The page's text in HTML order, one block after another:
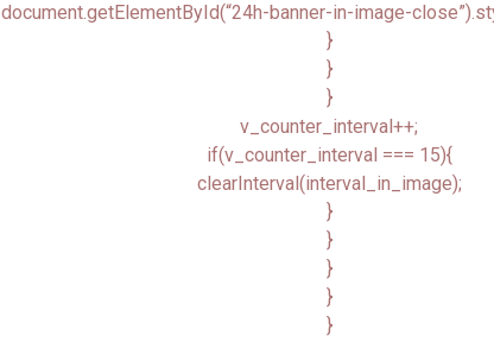
document.getElementById(“24h-banner-in-image-
}
}
}
v_counter_interval++;
if(v_counter_interval === 15){
clearInterval(interval_in_image);
}
}
}
}
}